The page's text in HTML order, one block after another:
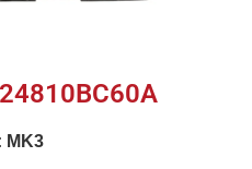
MK3